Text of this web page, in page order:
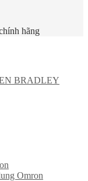
hãng
BRADLEY
Omron